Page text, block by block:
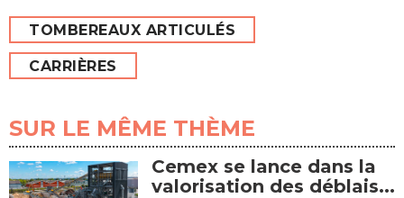
TOMBEREAUX ARTICULÉS
CARRIÈRES
SUR LE MÊME THÈME
Cemex se lance dans la
valorisation des déblais...